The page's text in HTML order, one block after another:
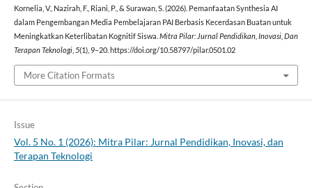
Kornelia, V., Nazirah, F., Riani, P., & Surawan, S. (2026). Pemanfaatan Synthesia AI
dalam Pengembangan Media Pembelajaran PAI Berbasis Kecerdasan Buatan untuk
Meningkatkan Keterlibatan Kognitif Siswa. Mitra Pilar: Jurnal Pendidikan, Inovasi, Dan
Terapan Teknologi 5(1), 9–20. https://doi.org/10.58797/pilar.0501.02
More Citation Formats
Issue
Vol. 5 No. 1 (2026): Mitra Pilar: Jurnal Pendidikan, Inovasi, dan
Terapan Teknologi